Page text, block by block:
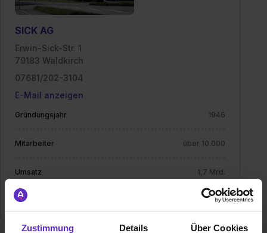
Zustimmung Details Über Cookies
SICK AG
Erwin-Sick-Str. 1
79183 Waldkirch
07681/202-3104
E-Mail anzeigen
Gründungsjahr 1946
Mitarbeiter über 10.000
Umsatz 1,7 Mrd.
Branche Elektro/Elektronik